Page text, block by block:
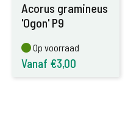
Acorus gramineus
'Ogon' P9
Op voorraad
Op voorraad
Vanaf €3,00